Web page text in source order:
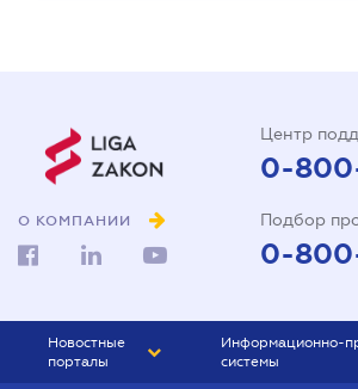
О КОМПАНИИ
Центр
0-
Подбор
0-
Новостные
порталы
Информационно-
системы